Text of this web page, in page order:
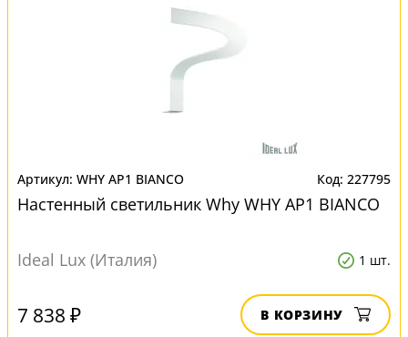
WHY AP1 BIANCO 227795
Настенный светильник Why WHY AP1 BIANCO
Ideal Lux (Италия) 1 шт.
7 838 ₽ В КОРЗИНУ